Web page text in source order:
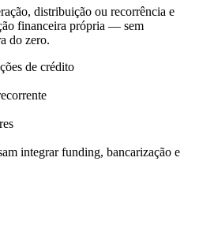
distribuição ou recorrência e
financeira própria — sem
do zero.
de crédito
integrar funding, bancarização e